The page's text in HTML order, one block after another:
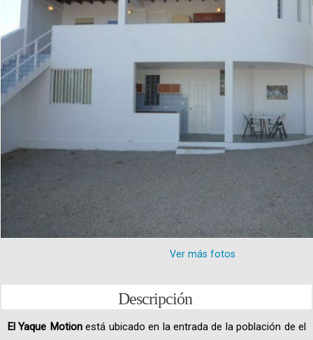
Ver más fotos
Descripción
El Yaque Motionestá ubicado en la entrada de la población de el